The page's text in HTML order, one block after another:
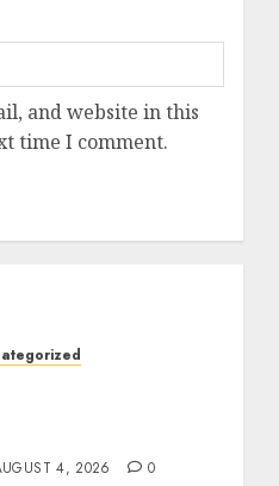
and website in this
time I comment.
4, 2026 0